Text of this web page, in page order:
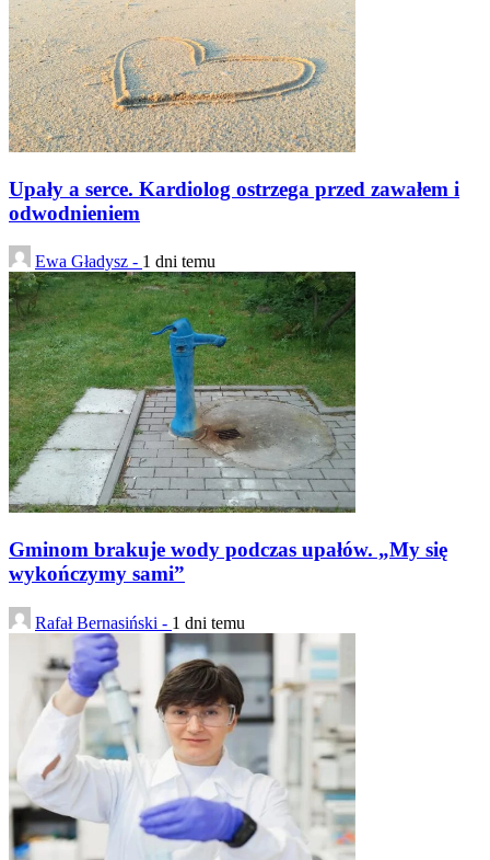
Upały a serce. Kardiolog ostrzega przed zawałem i
odwodnieniem
Ewa Gładysz - 1 dni temu
Gminom brakuje wody podczas upałów. „My się
wykończymy sami”
Rafał Bernasiński - 1 dni temu